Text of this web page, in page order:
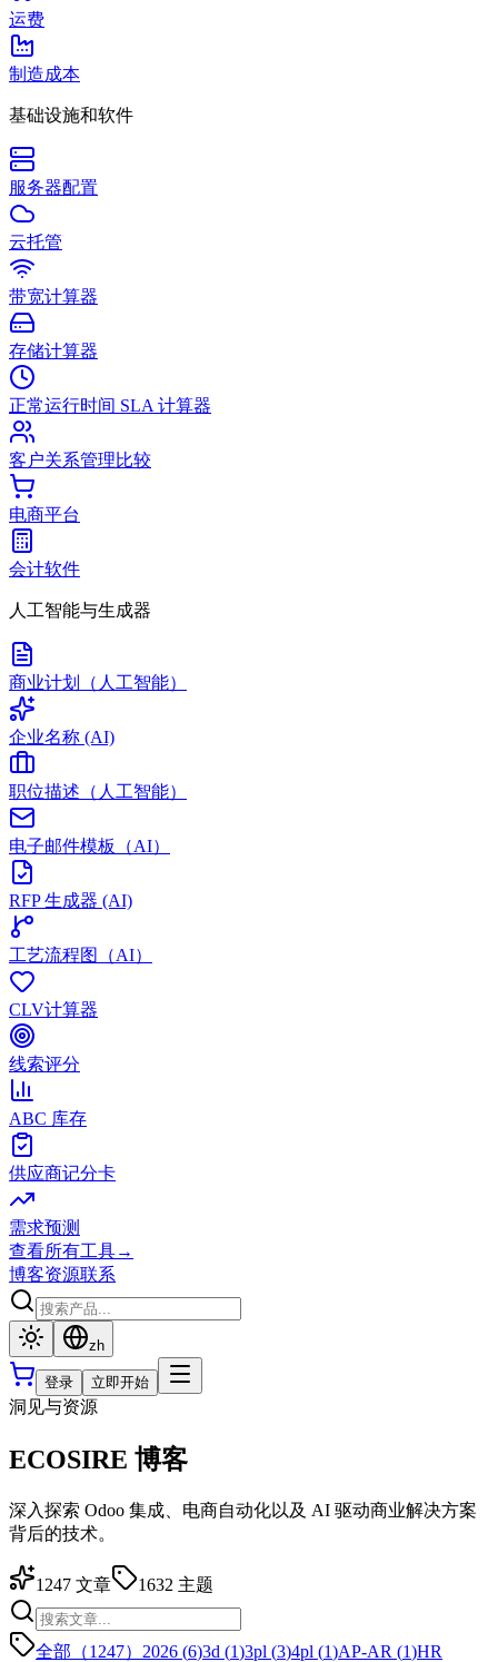
运费
制造成本
基础设施和软件
服务器配置
云托管
带宽计算器
存储计算器
正常运行时间 SLA 计算器
客户关系管理比较
电商平台
会计软件
人工智能与生成器
商业计划（人工智能）
企业名称 (AI)
职位描述（人工智能）
电子邮件模板（AI）
RFP 生成器 (AI)
工艺流程图（AI）
CLV计算器
线索评分
ABC 库存
供应商记分卡
需求预测
查看所有工具→
博客资源联系
zh
登录 立即开始
洞见与资源
ECOSIRE 博客
深入探索 Odoo 集成、电商自动化以及 AI 驱动商业解决方案
背后的技术。
1247 文章 1632 主题
全部（1247） 2026 (6)3d (1)3pl (3)4pl (1)AP-AR (1)HR